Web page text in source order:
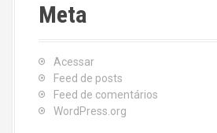
Meta
Acessar
Feed de posts
Feed de comentários
WordPress.org